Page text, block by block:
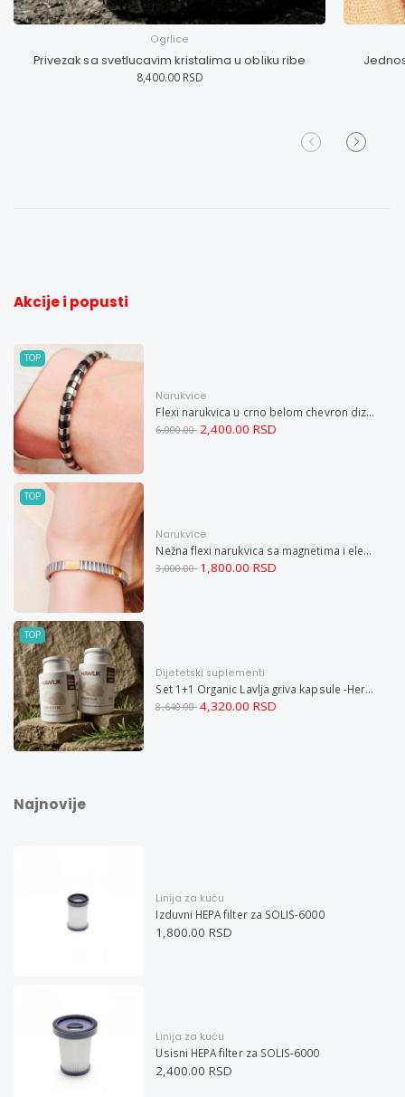
Ogrlice
Privezak sa svetlucavim kristalima u obliku ribe
8,400.00 RSD
Akcije i popusti
TOP
Narukvice
Flexi narukvica u crno belom chevron dizajnu M
6,000.00 2,400.00 RSD
TOP
Narukvice
Nežna flexi narukvica sa magnetima i elementima u boji zlata i bakrom M
3,000.00 1,800.00 RSD
TOP
Dijetetski suplementi
Set 1+1 Organic Lavlja griva kapsule -Hericium ekstrakt 60
8,640.00 4,320.00 RSD
Najnovije
Linija za kuću
Izduvni HEPA filter za SOLIS-6000
1,800.00 RSD
Linija za kuću
Usisni HEPA filter za SOLIS-6000
2,400.00 RSD